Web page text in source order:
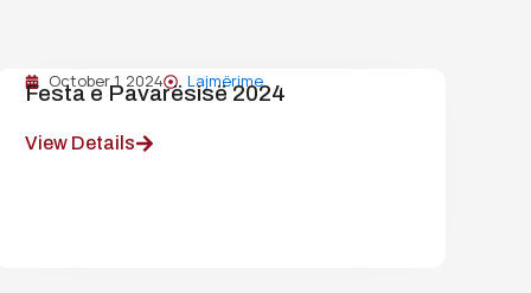
October 1, 2024 Lajmërime
Festa e Pavarësisë 2024
View Details